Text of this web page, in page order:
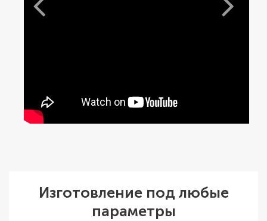
Изготовление под любые
параметры